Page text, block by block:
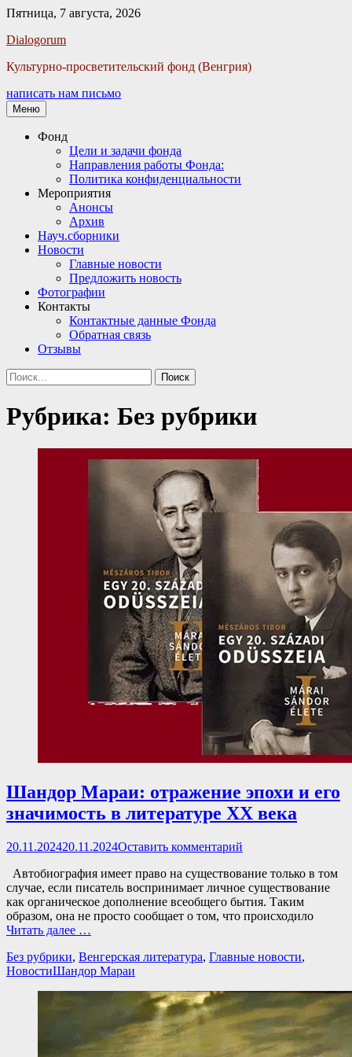
Пятница, 7 августа, 2026
Dialogorum
Культурно-просветительский фонд (Венгрия)
написать нам письмо
Меню
Основное
Фонд
Цели и задачи фонда
Направления работы Фонда:
Политика конфиденциальности
Мероприятия
Анонсы
Архив
Науч.сборники
Новости
Главные новости
Предложить новость
Фотографии
Контакты
Контактные данные Фонда
Обратная связь
Отзывы
Поиск
Найти:
Рубрика: Без рубрики
Шандор Мараи: отражение эпохи и его
значимость в литературе XX века
Опубликовано
20.11.202420.11.2024Оставить комментарий
Автобиография имеет право на существование только в том
случае, если писатель воспринимает личное существование
как органическое дополнение всеобщего бытия. Таким
образом, она не просто сообщает о том, что происходило
Читать далее …
Категории
Без рубрики, Венгерская литература, Главные новости,
НовостиТеги
Шандор Мараи